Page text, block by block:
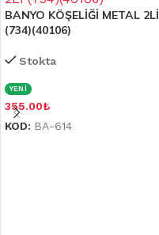
BANYO KÖŞELİĞİ METAL 2Lİ
(734)(40106)
Stokta
YENİ
355.00₺
KOD: BA-614